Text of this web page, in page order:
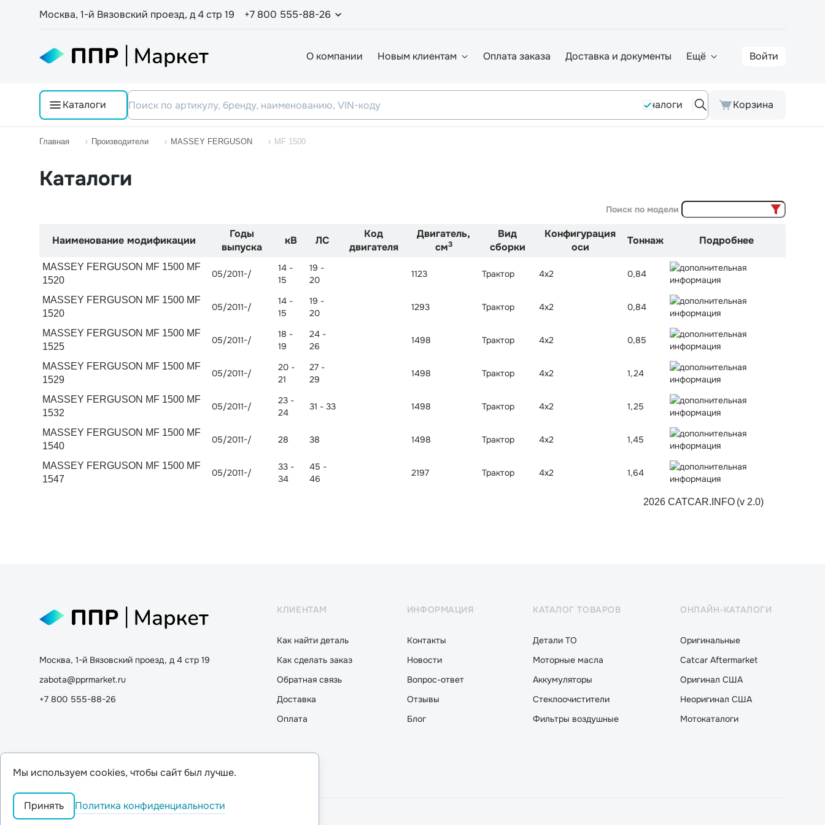
Москва, 1-й Вязовский проезд, д 4 стр 19 +7 800 555-88-26
О компании Новым клиентам Оплата заказа Доставка и документы Ещё Войти
Каталоги Аналоги Корзина
Главная Производители MASSEY FERGUSON MF 1500
Каталоги
Поиск по модели
Наименование модификации
Годы
выпуска
кВ ЛС
Код
двигателя
Двигатель,
см3
Вид
сборки
Конфигурация
оси
Тоннаж Подробнее
MASSEY FERGUSON MF 1500 MF
1520
05/2011-/
14 -
15
19 -
20
1123 Трактор 4x2 0,84
MASSEY FERGUSON MF 1500 MF
1520
05/2011-/
14 -
15
19 -
20
1293 Трактор 4x2 0,84
MASSEY FERGUSON MF 1500 MF
1525
05/2011-/
18 -
19
24 -
26
1498 Трактор 4x2 0,85
MASSEY FERGUSON MF 1500 MF
1529
05/2011-/
20 -
21
27 -
29
1498 Трактор 4x2 1,24
MASSEY FERGUSON MF 1500 MF
1532
05/2011-/
23 -
24
31 - 33 1498 Трактор 4x2 1,25
MASSEY FERGUSON MF 1500 MF
1540
05/2011-/ 28 38 1498 Трактор 4x2 1,45
MASSEY FERGUSON MF 1500 MF
1547
05/2011-/
33 -
34
45 -
46
2197 Трактор 4x2 1,64
2026 CATCAR.INFO (v 2.0)
Москва, 1-й Вязовский проезд, д 4 стр 19
zabota@pprmarket.ru
+7 800 555-88-26
КЛИЕНТАМ
Как найти деталь
Как сделать заказ
Обратная связь
Доставка
Оплата
ИНФОРМАЦИЯ
Контакты
Новости
Вопрос-ответ
Отзывы
Блог
КАТАЛОГ ТОВАРОВ
Детали ТО
Моторные масла
Аккумуляторы
Стеклоочистители
Фильтры воздушные
ОНЛАЙН-КАТАЛОГИ
Оригинальные
Catcar Aftermarket
Оригинал США
Неоригинал США
Мотокаталоги
© 2026,ООО "ППР".Политика безопасности
Мы используем cookies, чтобы сайт был лучше.
Принять Политика конфиденциальности